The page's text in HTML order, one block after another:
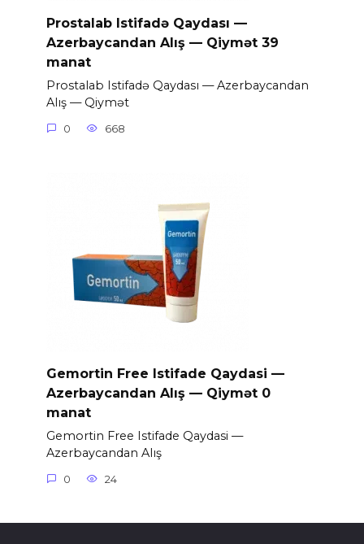
Prostalab Istifadə Qaydası —
Azerbaycandan Alış — Qiymət 39
manat
Prostalab Istifadə Qaydası — Azerbaycandan
Alış — Qiymət
0 668
Gemortin Free Istifade Qaydasi —
Azerbaycandan Alış — Qiymət 0
manat
Gemortin Free Istifade Qaydasi —
Azerbaycandan Alış
0 24